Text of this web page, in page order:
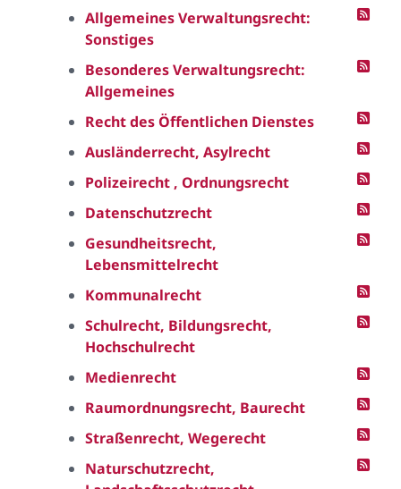
Allgemeines Verwaltungsrecht:
Sonstiges
Besonderes Verwaltungsrecht:
Allgemeines
Recht des Öffentlichen Dienstes
Ausländerrecht, Asylrecht
Polizeirecht , Ordnungsrecht
Datenschutzrecht
Gesundheitsrecht,
Lebensmittelrecht
Kommunalrecht
Schulrecht, Bildungsrecht,
Hochschulrecht
Medienrecht
Raumordnungsrecht, Baurecht
Straßenrecht, Wegerecht
Naturschutzrecht,